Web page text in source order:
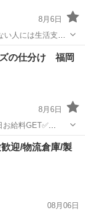
8月6日
日入寮も相談可
しします！ ...
ズの仕分け 福岡
8月6日
！ ...
迎/物流倉庫/製
08月06日